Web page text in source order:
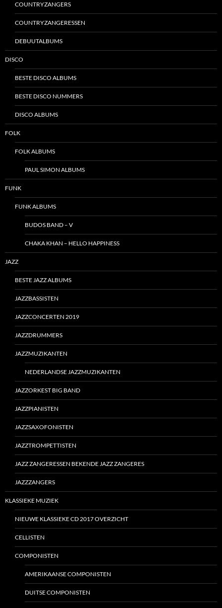
COUNTRYZANGERS
COUNTRYZANGERESSEN
DEBUUTALBUMS
DISCO
BESTE DISCO ALBUMS
BESTE DISCO NUMMERS
DISCO ALBUMS
FOLK
FOLK ALBUMS
PAUL SIMON ALBUMS
FUNK
FUNK ALBUMS
BUDOS BAND – V
CHAKA KHAN – HELLO HAPPINESS
JAZZ
BESTE JAZZ ALBUMS
JAZZBASSISTEN
JAZZCONCERTEN 2019
JAZZDRUMMERS
JAZZMUZIKANTEN
NEDERLANDSE JAZZMUZIKANTEN
JAZZORKEST BIG BAND
JAZZPIANISTEN
JAZZSAXOFONISTEN
JAZZTROMPETTISTEN
JAZZ ZANGERESSEN BEKENDE JAZZ ZANGERES
JAZZZANGERS
KLASSIEKE MUZIEK
NIEUWE KLASSIEKE CD 2017 OVERZICHT
CELLISTEN
COMPONISTEN
AMERIKAANSE COMPONISTEN
DUITSE COMPONISTEN